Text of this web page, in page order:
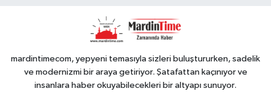
mardintimecom, yepyeni temasıyla sizleri buluştururken, sadelik
ve modernizmi bir araya getiriyor. Şatafattan kaçınıyor ve
insanlara haber okuyabilecekleri bir altyapı sunuyor.